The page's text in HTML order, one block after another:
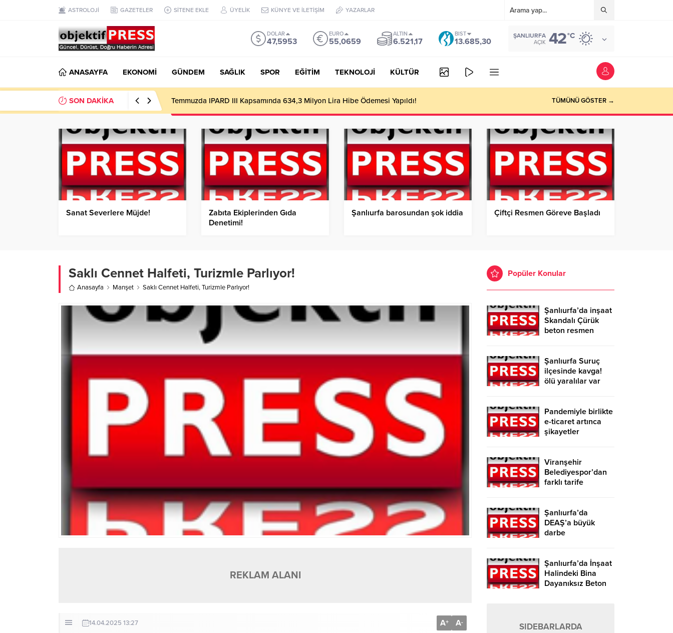
ASTROLOJİ GAZETELER SİTENE EKLE ÜYELİK KÜNYE VE İLETİŞİM YAZARLAR
DOLAR
47,5953
EURO
55,0659
ALTIN
6.521,17
BIST
13.685,30
ŞANLIURFA
AÇIK 42°C
ANASAYFA EKONOMİ GÜNDEM SAĞLIK SPOR EĞİTİM TEKNOLOJİ KÜLTÜR
SON DAKİKA Fransa’nın Ardından İspanya’daki Yangın Görevini Tamamlayan Uçaklar Türkiye’ye Döndü! TÜMÜNÜ GÖSTER →
Sanat Severlere Müjde!
Zabıta Ekiplerinden Gıda
Denetimi!
Şanlıurfa barosundan şok iddia Çiftçi Resmen Göreve Başladı
Saklı Cennet Halfeti, Turizmle Parlıyor!
Anasayfa Manşet Saklı Cennet Halfeti, Turizmle Parlıyor!
REKLAM ALANI
14.04.2025 13:27 A+ A-
Popüler Konular
Şanlıurfa’da inşaat
Skandalı Çürük
beton resmen
Şanlıurfa Suruç
ilçesinde kavga!
ölü yaralılar var
Pandemiyle birlikte
e-ticaret artınca
şikayetler
Viranşehir
Belediyespor’dan
farklı tarife
Şanlıurfa’da
DEAŞ’a büyük
darbe
Şanlıurfa’da İnşaat
Halindeki Bina
Dayanıksız Beton
SIDEBARLARDA